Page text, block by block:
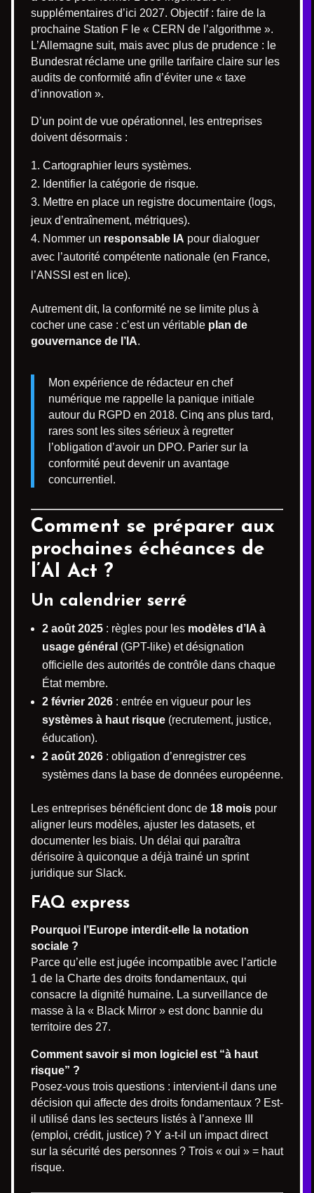
supplémentaires d’ici 2027. Objectif : faire de la
prochaine Station F le « CERN de l’algorithme ».
L’Allemagne suit, mais avec plus de prudence : le
Bundesrat réclame une grille tarifaire claire sur les
audits de conformité afin d’éviter une « taxe
d’innovation ».
D’un point de vue opérationnel, les entreprises
doivent désormais :
Cartographier leurs systèmes.
Identifier la catégorie de risque.
Mettre en place un registre documentaire (logs,
jeux d’entraînement, métriques).
Nommer un responsable IA pour dialoguer
avec l’autorité compétente nationale (en France,
l’ANSSI est en lice).
Autrement dit, la conformité ne se limite plus à
cocher une case : c’est un véritable plan de
gouvernance de l’IA.
Mon expérience de rédacteur en chef
numérique me rappelle la panique initiale
autour du RGPD en 2018. Cinq ans plus tard,
rares sont les sites sérieux à regretter
l’obligation d’avoir un DPO. Parier sur la
conformité peut devenir un avantage
concurrentiel.
Comment se préparer aux
prochaines échéances de
l’AI Act ?
Un calendrier serré
2 août 2025 : règles pour les modèles d’IA à
usage général (GPT-like) et désignation
officielle des autorités de contrôle dans chaque
État membre.
2 février 2026 : entrée en vigueur pour les
systèmes à haut risque (recrutement, justice,
éducation).
2 août 2026 : obligation d’enregistrer ces
systèmes dans la base de données européenne.
Les entreprises bénéficient donc de 18 mois pour
aligner leurs modèles, ajuster les datasets, et
documenter les biais. Un délai qui paraîtra
dérisoire à quiconque a déjà trainé un sprint
juridique sur Slack.
FAQ express
Pourquoi l’Europe interdit-elle la notation
sociale ?
Parce qu’elle est jugée incompatible avec l’article
1 de la Charte des droits fondamentaux, qui
consacre la dignité humaine. La surveillance de
masse à la « Black Mirror » est donc bannie du
territoire des 27.
Comment savoir si mon logiciel est “à haut
risque” ?
Posez-vous trois questions : intervient-il dans une
décision qui affecte des droits fondamentaux ? Est-
il utilisé dans les secteurs listés à l’annexe III
(emploi, crédit, justice) ? Y a-t-il un impact direct
sur la sécurité des personnes ? Trois « oui » = haut
risque.